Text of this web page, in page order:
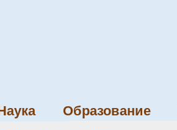
Образование